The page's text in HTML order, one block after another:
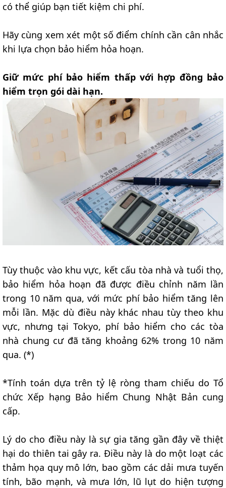
có thể giúp bạn tiết kiệm chi phí.
Hãy cùng xem xét một số điểm chính cần cân nhắc
khi lựa chọn bảo hiểm hỏa hoạn.
Giữ mức phí bảo hiểm thấp với hợp đồng bảo
hiểm trọn gói dài hạn.
Tùy thuộc vào khu vực, kết cấu tòa nhà và tuổi thọ,
bảo hiểm hỏa hoạn đã được điều chỉnh năm lần
trong 10 năm qua, với mức phí bảo hiểm tăng lên
mỗi lần. Mặc dù điều này khác nhau tùy theo khu
vực, nhưng tại Tokyo, phí bảo hiểm cho các tòa
nhà chung cư đã tăng khoảng 62% trong 10 năm
qua. (*)
*Tính toán dựa trên tỷ lệ ròng tham chiếu do Tổ
chức Xếp hạng Bảo hiểm Chung Nhật Bản cung
cấp.
Lý do cho điều này là sự gia tăng gần đây về thiệt
hại do thiên tai gây ra. Điều này là do một loạt các
thảm họa quy mô lớn, bao gồm các dải mưa tuyến
tính, bão mạnh, và mưa lớn, lũ lụt do hiện tượng